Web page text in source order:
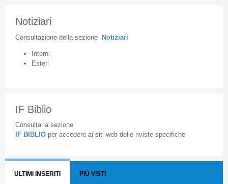
Notiziari
Consultazione della sezione Notiziari
Interni
Esteri
IF Biblio
Consulta la sezione
IF BIBLIO per accedere ai siti web delle riviste specifiche
ULTIMI INSERITI PIÙ VISTI